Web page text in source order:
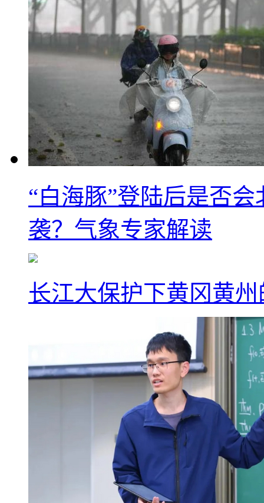
“白海豚”登陆后是否
袭？气象专家解读
长江大保护下黄冈黄